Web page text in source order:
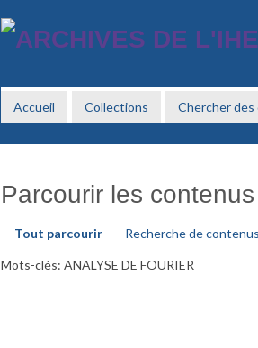
Accueil Collections Chercher
Parcourir les
Tout parcourir Recherche de contenus
Mots-clés: ANALYSE DE FOURIER